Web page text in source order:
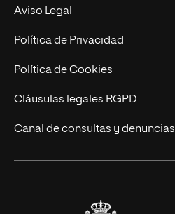
Experto Universitario
Postgrados
Cursos Universitarios
Nuestro Equipo
Trabaja en UNIR
Actualidad
UNIR Revista
Eventos
Aviso Legal
Política de Privacidad
Política de Cookies
Cláusulas legales RGPD
Canal de consultas y denuncias